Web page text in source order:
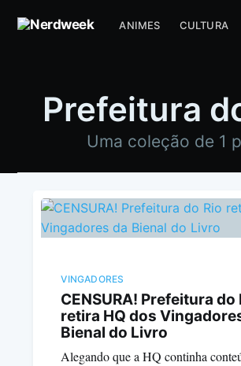
ANIMES CULTURA
Prefeitura
Uma coleção de 1
VINGADORES
CENSURA! Prefeitura do
retira HQ dos
Bienal do Livro
Alegando que a HQ continha